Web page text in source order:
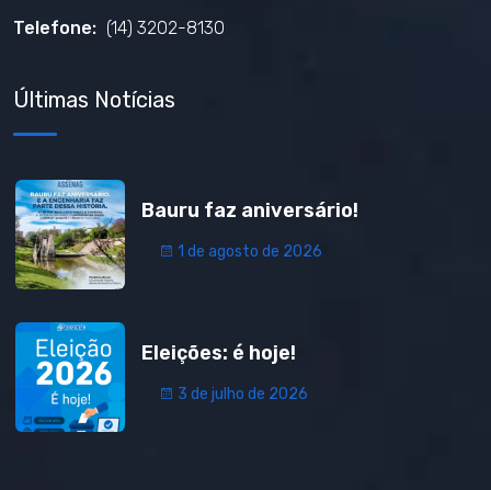
Telefone: (14) 3202-8130
Últimas Notícias
Bauru faz aniversário!
1 de agosto de 2026
Eleições: é hoje!
3 de julho de 2026